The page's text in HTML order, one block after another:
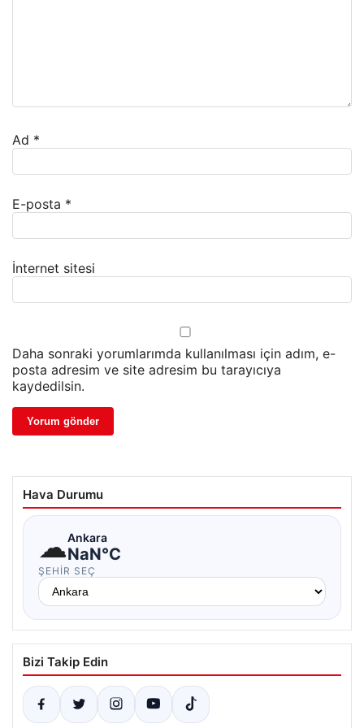
Ad *
E-posta *
İnternet sitesi
Daha sonraki yorumlarımda kullanılması için adım, e-
posta adresim ve site adresim bu tarayıcıya
kaydedilsin.
Hava Durumu
☁Ankara
NaN°C
ŞEHIR SEÇ
Bizi Takip Edin